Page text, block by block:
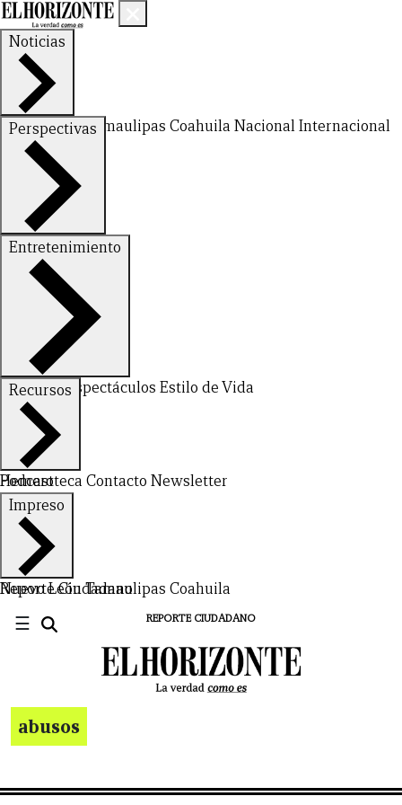
Noticias
Nuevo LeónTamaulipas Coahuila NacionalInternacional
Perspectivas
FinanzasOpinión
Entretenimiento
DeportesEspectáculos Estilo de Vida
Recursos
Hemeroteca Contacto Newsletter
Podcast
Impreso
Nuevo LeónTamaulipas Coahuila
Reporte Ciudadano
☰ REPORTE CIUDADANO
abusos